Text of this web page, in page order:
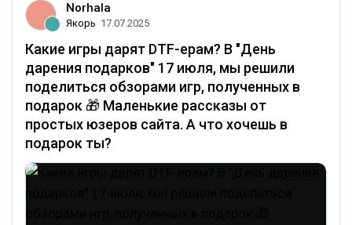
Norhala
Якорь 17.07.2025
Какие игры дарят DTF-ерам? В "День
дарения подарков" 17 июля, мы решили
поделиться обзорами игр, полученных в
подарок 🎁 Маленькие рассказы от
простых юзеров сайта. А что хочешь в
подарок ты?